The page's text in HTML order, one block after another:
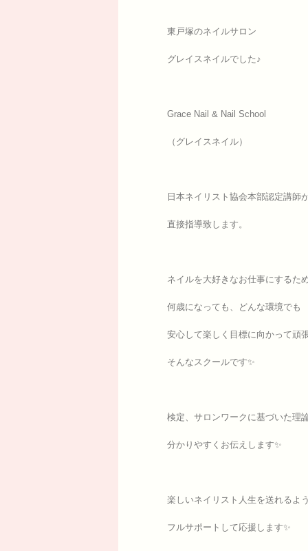
東戸塚のネイルサロン
グレイスネイルでした♪
Grace Nail & Nail School
（グレイスネイル）
日本ネイリスト協会本部認定講師
直接指導致します。
ネイルを大好きなお仕事にするた
何歳になっても、どんな環境でも
安心して楽しく目標に向かって頑
そんなスクールです✨
検定、サロンワークに基づいた理
分かりやすくお伝えします✨
楽しいネイリスト人生を送れるよう
フルサポートして応援します✨